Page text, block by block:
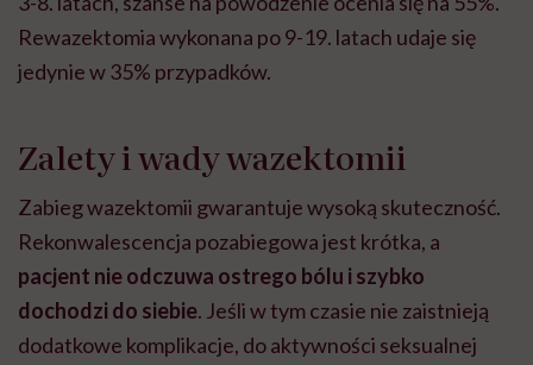
Rewazektomia wykonana po 9-19. latach udaje się
jedynie w 35% przypadków.
Zalety i wady wazektomii
Zabieg wazektomii gwarantuje wysoką skuteczność.
Rekonwalescencja pozabiegowa jest krótka, a
pacjent nie odczuwa ostrego bólu i szybko
dochodzi do siebie. Jeśli w tym czasie nie zaistnieją
dodatkowe komplikacje, do aktywności seksualnej